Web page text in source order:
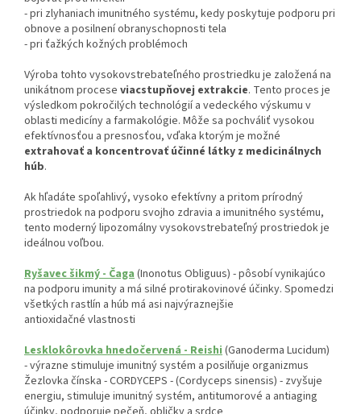
- pri zlyhaniach imunitného systému, kedy poskytuje podporu pri
obnove a posilnení obranyschopnosti tela
- pri ťažkých kožných problémoch
Výroba tohto vysokovstrebateľného prostriedku je založená na
unikátnom procese viacstupňovej extrakcie. Tento proces je
výsledkom pokročilých technológií a vedeckého výskumu v
oblasti medicíny a farmakológie. Môže sa pochváliť vysokou
efektívnosťou a presnosťou, vďaka ktorým je možné
extrahovať a koncentrovať účinné látky z medicinálnych
húb.
Ak hľadáte spoľahlivý, vysoko efektívny a pritom prírodný
prostriedok na podporu svojho zdravia a imunitného systému,
tento moderný lipozomálny vysokovstrebateľný prostriedok je
ideálnou voľbou.
Ryšavec šikmý - Čaga (Inonotus Obliguus) - pôsobí vynikajúco
na podporu imunity a má silné protirakovinové účinky. Spomedzi
všetkých rastlín a húb má asi najvýraznejšie
antioxidačné vlastnosti
Lesklokôrovka hnedočervená - Reishi (Ganoderma Lucidum)
- výrazne stimuluje imunitný systém a posilňuje organizmus
Žezlovka čínska - CORDYCEPS - (Cordyceps sinensis) - zvyšuje
energiu, stimuluje imunitný systém, antitumorové a antiaging